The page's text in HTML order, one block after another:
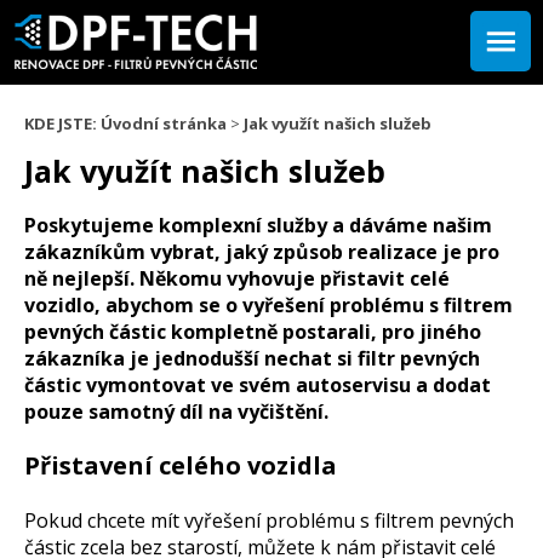
KDE JSTE: Úvodní stránka > Jak využít našich služeb
Jak využít našich služeb
Poskytujeme komplexní služby a dáváme našim
zákazníkům vybrat, jaký způsob realizace je pro
ně nejlepší. Někomu vyhovuje přistavit celé
vozidlo, abychom se o vyřešení problému s filtrem
pevných částic kompletně postarali, pro jiného
zákazníka je jednodušší nechat si filtr pevných
částic vymontovat ve svém autoservisu a dodat
pouze samotný díl na vyčištění.
Přistavení celého vozidla
Pokud chcete mít vyřešení problému s filtrem pevných
částic zcela bez starostí, můžete k nám přistavit celé